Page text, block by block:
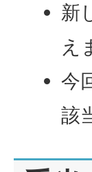
新
え
今
該